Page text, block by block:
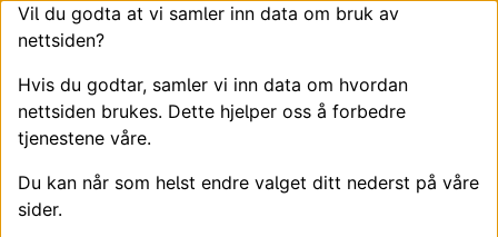
Vil du godta at vi samler inn data om bruk av
nettsiden?
Hvis du godtar, samler vi inn data om hvordan
nettsiden brukes. Dette hjelper oss å forbedre
tjenestene våre.
Du kan når som helst endre valget ditt nederst på våre
sider.